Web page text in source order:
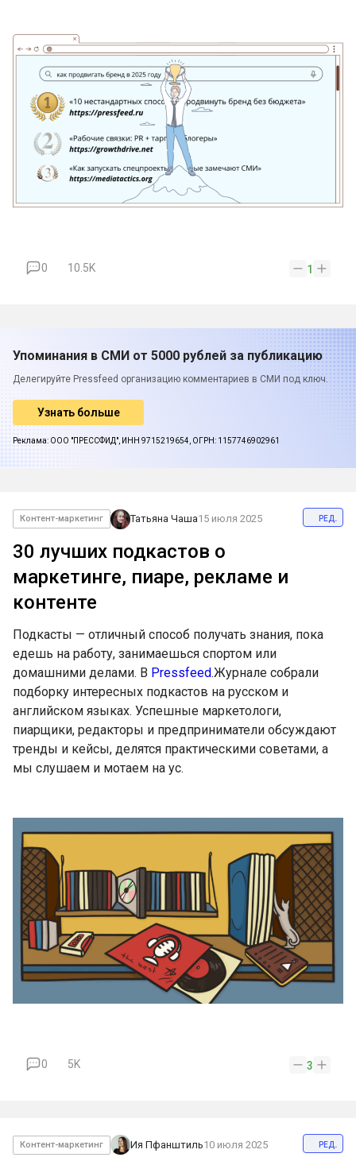
0 10.5K 1
Упоминания в СМИ от 5000 рублей за публикацию
Делегируйте Pressfeed организацию комментариев в СМИ под ключ.
Узнать больше
Реклама: ООО "ПРЕССФИД", ИНН 9715219654, ОГРН: 1157746902961
Контент-маркетинг Татьяна Чаша15 июля 2025 ред.
30 лучших подкастов о
маркетинге, пиаре, рекламе и
контенте
Подкасты — отличный способ получать знания, пока
едешь на работу, занимаешься спортом или
домашними делами. В Pressfeed.Журнале собрали
подборку интересных подкастов на русском и
английском языках. Успешные маркетологи,
пиарщики, редакторы и предприниматели обсуждают
тренды и кейсы, делятся практическими советами, а
мы слушаем и мотаем на ус.
0 5K 3
Контент-маркетинг Ия Пфанштиль10 июля 2025 ред.